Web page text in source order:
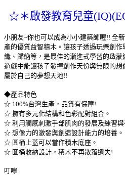
☆＊啟發教育兒童
小朋友~你也可以成為小小建築師喔!! 全
產的優質益智積木。讓孩子透過玩樂創
織、歸納等，是最佳的漸進式學習的啟
遊戲中能讓孩子發揮創作天份與無限的
屬於自己的夢想天地!!
◆產品特色
☆ 100%台灣生產，品質有保障!
☆ 擁有多元化結構和色彩配對組合。
☆ 利用觸感刺激手部肌肉的發展及練習與
☆ 想像力的激發與創造設計能力的培養。
☆ 圓桶上蓋可以當作積木底座。
☆ 圓桶收納設計，積木不再散落遺失!
叮嚀